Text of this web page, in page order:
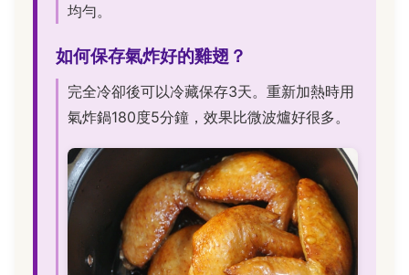
均勻。
如何保存氣炸好的雞翅？
完全冷卻後可以冷藏保存3天。重新加熱時用
氣炸鍋180度5分鐘，效果比微波爐好很多。